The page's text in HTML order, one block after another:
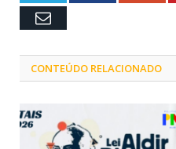
Email
CONTEÚDO RELACIONADO